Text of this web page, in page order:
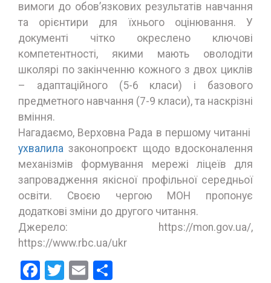
вимоги до обов’язкових результатів навчання
та орієнтири для їхнього оцінювання. У
документі чітко окреслено ключові
компетентності, якими мають оволодіти
школярі по закінченню кожного з двох циклів
– адаптаційного (5-6 класи) і базового
предметного навчання (7-9 класи), та наскрізні
вміння.
Нагадаємо, Верховна Рада в першому читанні
ухвалила законопроєкт щодо вдосконалення
механізмів формування мережі ліцеїв для
запровадження якісної профільної середньої
освіти. Своєю чергою МОН пропонує
додаткові зміни до другого читання.
Джерело: https://mon.gov.ua/,
https://www.rbc.ua/ukr
Facebook
Twitter
Email